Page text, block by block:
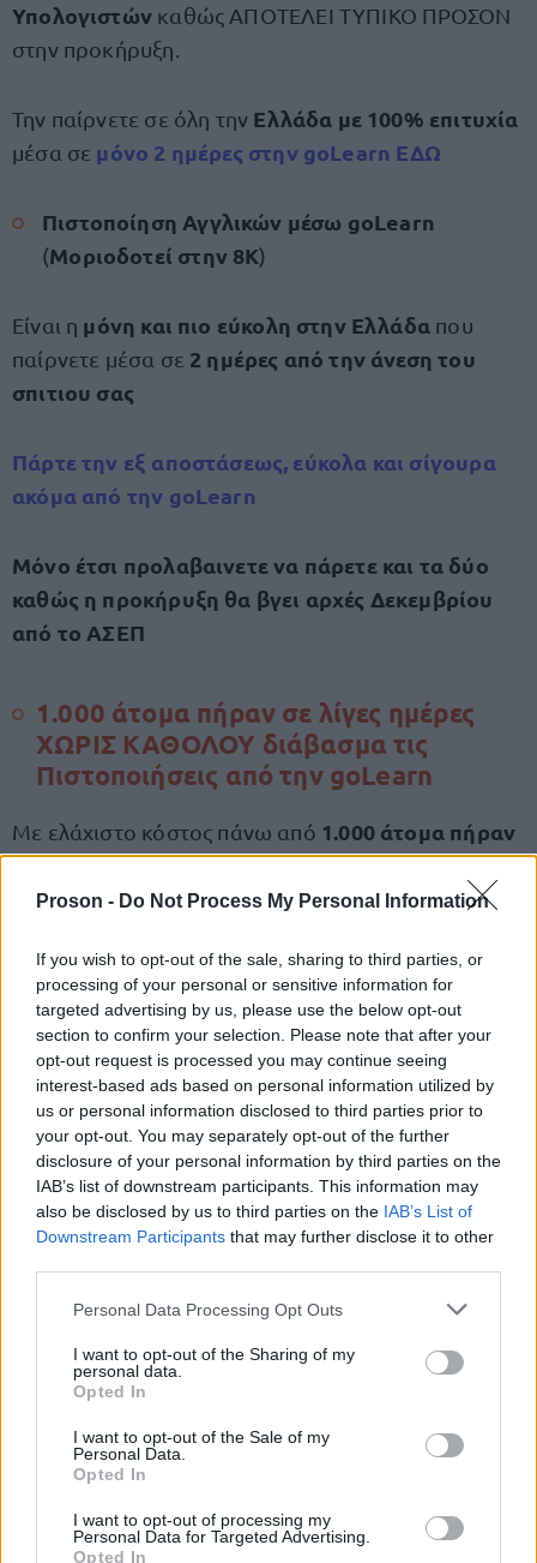
Proson - Do Not Process My Personal Information
If you wish to opt-out of the sale, sharing to third parties, or
processing of your personal or sensitive information for
targeted advertising by us, please use the below opt-out
section to confirm your selection. Please note that after your
opt-out request is processed you may continue seeing
interest-based ads based on personal information utilized by
us or personal information disclosed to third parties prior to
your opt-out. You may separately opt-out of the further
disclosure of your personal information by third parties on the
IAB’s list of downstream participants. This information may
also be disclosed by us to third parties on the IAB’s List of
Downstream Participants that may further disclose it to other
Please note that this website/app uses one or more Google
not limited to your visit or usage behaviour. You may click to
grant or deny consent to Google and its third-party tags to
use your data for below specified purposes in below Google
consent section.
Personal Data Processing Opt Outs
I want to opt-out of the Sharing of my
personal data.
Opted In
I want to opt-out of the Sale of my
Personal Data.
Opted In
I want to opt-out of processing my
Personal Data for Targeted Advertising.
Opted In
Υπολογιστώνκαθώς ΑΠΟΤΕΛΕΙ ΤΥΠΙΚΟ ΠΡΟΣΟΝ
στην προκήρυξη.
Την παίρνετε σε όλη την Ελλάδα με 100% επιτυχία
μέσα σε μόνο 2 ημέρες στηνgoLearn ΕΔΩ
Πιστοποίηση Αγγλικών μέσω goLearn
(Μοριοδοτεί στην 8Κ)
Είναι η μόνη και πιο εύκολη στην Ελλάδα που
παίρνετε μέσα σε 2 ημέρες από την άνεση του
σπιτιου σας
Πάρτε την εξ αποστάσεως, εύκολα και σίγουρα
ακόμα από την goLearn
Μόνο έτσι προλαβαινετε να πάρετε και τα δύο
καθώς η προκήρυξη θα βγει αρχές Δεκεμβρίου
από το ΑΣΕΠ
1.000 άτομα πήραν σε λίγες ημέρες
ΧΩΡΙΣ ΚΑΘΟΛΟΥ διάβασμα τις
Πιστοποιήσεις από την goLearn
Με ελάχιστο κόστος πάνω από 1.000 άτομα πήραν
για τιςτρέχουσες προκηρύξεις του ΑΣΕΠτις2
Πιστοποιήσειςαπό τηνgoLearn
Ιδιαίτερα τα Αγγλικά που τρομάζουν υπάρχει
συγκεκριμένη λύση ακόμα και για όσους έχουν
χρόνια ναασχοληθούν με τα Αγγλικά.
Τρόπος εύκολος, άμεσος και από την καρέκλα του
σπιτιού σας.
ΑΣΕΠ: Πιστοποίηση Αγγλικών σε
μόνο 2 ημέρες στα χέρια σας